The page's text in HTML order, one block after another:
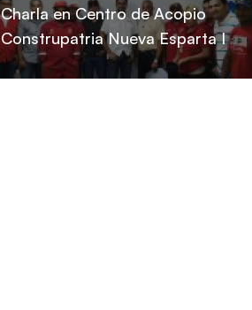
Charla en Centro de Acopio
Construpatria Nueva Esparta I